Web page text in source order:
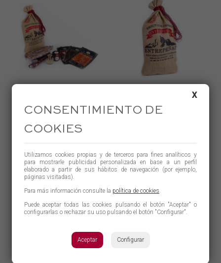
3kg aprox
EN SAVOIR PLUS
0.4kg aprox
EN SAVOIR PLUS
X
CONSENTIMIENTO DE
COOKIES
Utilizamos cookies propias y de terceros para fines analíticos y
para mostrarle publicidad personalizada en base a un perfil
elaborado a partir de sus hábitos de navegación (por ejemplo,
páginas visitadas).
Para más información consulte la política de cookies
Puede aceptar todas las cookies pulsando el botón "Aceptar" o
configurarlas o rechazar su uso pulsando el botón "Configurar".
Aceptar Configurar